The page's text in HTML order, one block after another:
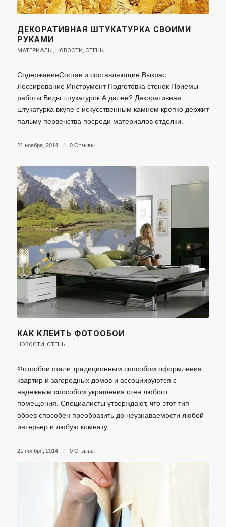
ДЕКОРАТИВНАЯ ШТУКАТУРКА СВОИМИ
РУКАМИ
МАТЕРИАЛЫ, НОВОСТИ, СТЕНЫ
СодержаниеСостав и составляющие Выкрас
Лессирование Инструмент Подготовка стенок Приемы
работы Виды штукатурок А далее? Декоративная
штукатурка вкупе с искусственным камнем крепко держит
пальму первенства посреди материалов отделки.
21 ноября, 2014 / 0 Отзывы
КАК КЛЕИТЬ ФОТООБОИ
НОВОСТИ , СТЕНЫ
Фотообои стали традиционным способом оформления
квартир и загородных домов и ассоциируются с
надежным способом украшения стен любого
помещения. Специалисты утверждают, что этот тип
обоев способен преобразить до неузнаваемости любой
интерьер и любую комнату.
21 ноября, 2014 / 0 Отзывы